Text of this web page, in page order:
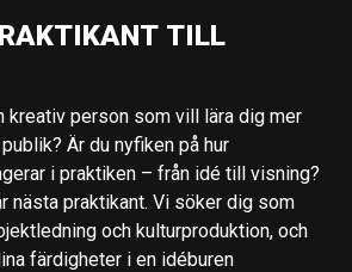
TILL
kreativ person som vill lära dig mer
Är du nyfiken på hur
i praktiken – från idé till visning?
nästa praktikant. Vi söker dig som
och kulturproduktion, och
färdigheter i en idéburen